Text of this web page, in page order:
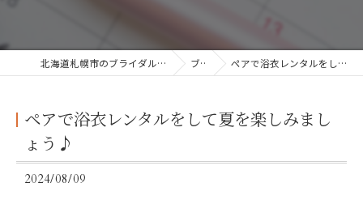
北海道札幌市のブライダルならヘアメイクジェイエム ブログ ペアで浴衣レンタルをして夏を楽しみましょう♪
ペアで浴衣レンタルをして夏を楽しみまし
ょう♪
2024/08/09